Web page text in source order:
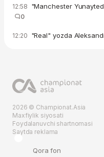
12:58 "Manchester
0
12:20 "Real" yozda
2026 © Championat.Asia
Maxfiylik siyosati
Foydalanuvchi shartnomasi
Saytda reklama
Qora fon